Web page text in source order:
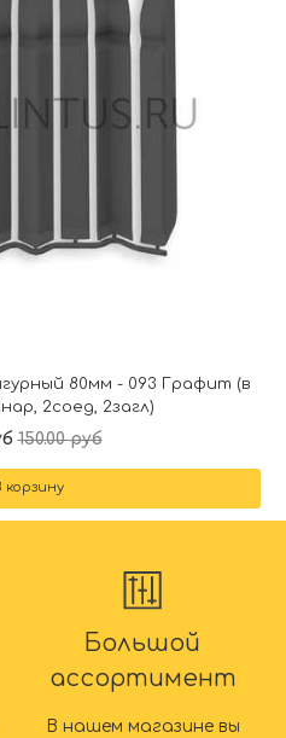
80мм - 093 Графит (в
2соед, 2загл)
150.00 руб
корзину
Большой
ассортимент
В нашем магазине вы